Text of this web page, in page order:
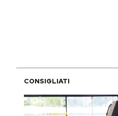
CONSIGLIATI